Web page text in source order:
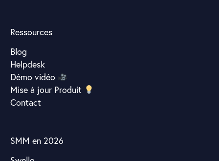
Ressources
Blog
Helpdesk
Démo vidéo
Mise à jour Produit
Contact
SMM en 2026